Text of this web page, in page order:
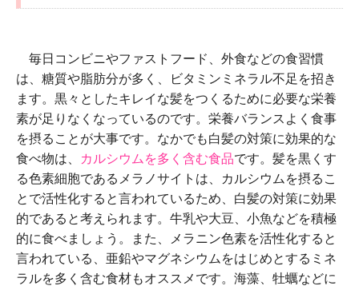
毎日コンビニやファストフード、外食などの食習慣
は、糖質や脂肪分が多く、ビタミンミネラル不足を招き
ます。黒々としたキレイな髪をつくるために必要な栄養
素が足りなくなっているのです。栄養バランスよく食事
を摂ることが大事です。なかでも白髪の対策に効果的な
食べ物は、
カルシウムを多く含む食品です。髪を黒くす
る色素細胞であるメラノサイトは、カルシウムを摂るこ
とで活性化すると言われているため、白髪の対策に効果
的であると考えられます。牛乳や大豆、小魚などを積極
的に食べましょう。また、メラニン色素を活性化すると
言われている、亜鉛やマグネシウムをはじめとするミネ
ラルを多く含む食材もオススメです。海藻、牡蠣などに